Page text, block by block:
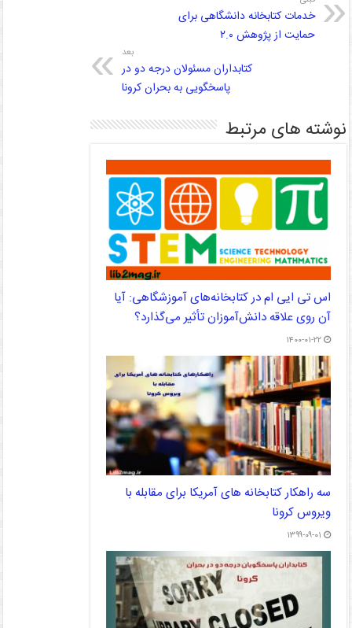
خدمات کتابخانه دانشگاهی برای
حمایت از پژوهش ۲.۰
بعد
کتابداران مسئولان درجه دو در
پاسخگویی به بحران کرونا
نوشته های مرتبط
اس تی ایی ام در کتابخانه‌های آموزشگاهی: آیا
آن روی علاقه دانش‌‌آموزان تأثیر می‌‌گذارد؟
۱۴۰۰-۰۱-۲۲
سه راهکار کتابخانه های آمریکا برای مقابله با
ویروس کرونا
۱۳۹۹-۰۹-۰۱